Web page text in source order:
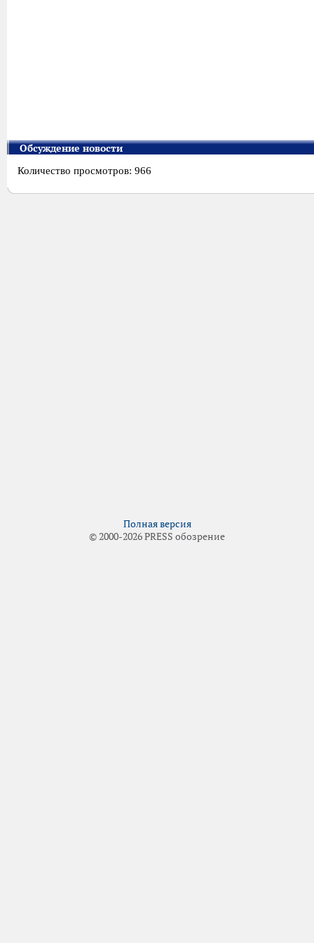
Обсуждение новости
Количество просмотров: 966
Полная версия
© 2000-2026 PRESS обозрение